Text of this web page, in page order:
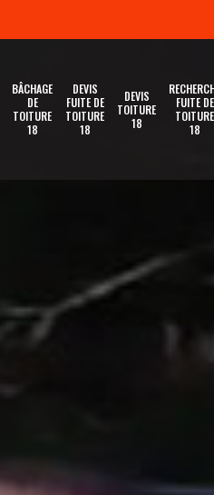
BÂCHAGE
DE
TOITURE
18
DEVIS
FUITE DE
TOITURE
18
DEVIS
TOITURE
18
FUITE DE
TOITURE
18